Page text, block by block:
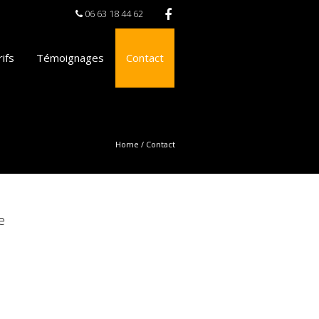
06 63 18 44 62
Témoignages Contact
Home / Contact